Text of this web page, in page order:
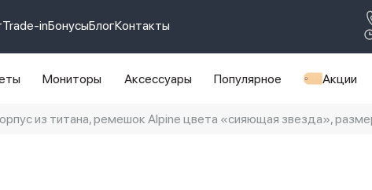
Trade-inБонусыБлогКонтакты
Мониторы Аксессуары Популярное Акции
из титана, ремешок Alpine цвета «сияющая звезда»,